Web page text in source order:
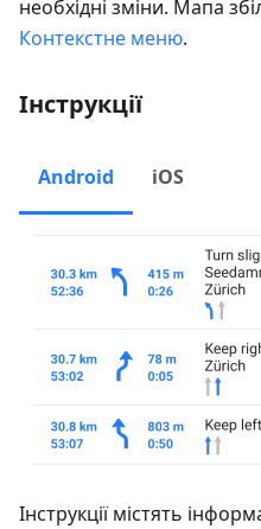
необхідні зміни. Мапа
Контекстне меню.
Інструкції
Android iOS
Інструкції містять